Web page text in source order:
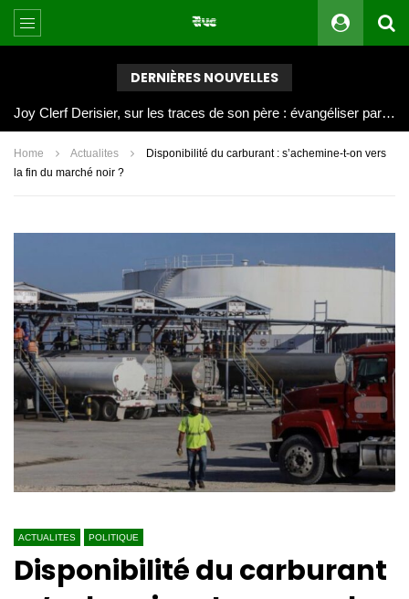
DERNIÈRES NOUVELLES
Joy Clerf Derisier, sur les traces de son père : évangéliser par la musique
Home Actualites
Disponibilité du carburant : s’achemine-t-on vers
la fin du marché noir ?
ACTUALITES POLITIQUE
Disponibilité du carburant